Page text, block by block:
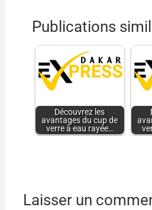
Publications
Découvrez les
avantages du cup de
verre à eau rayée…
Laisser un